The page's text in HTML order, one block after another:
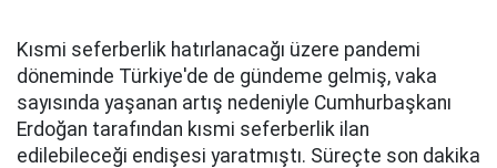
Kısmi seferberlik hatırlanacağı üzere pandemi
döneminde Türkiye'de de gündeme gelmiş, vaka
sayısında yaşanan artış nedeniyle Cumhurbaşkanı
Erdoğan tarafından kısmi seferberlik ilan
edilebileceği endişesi yaratmıştı. Süreçte son dakika